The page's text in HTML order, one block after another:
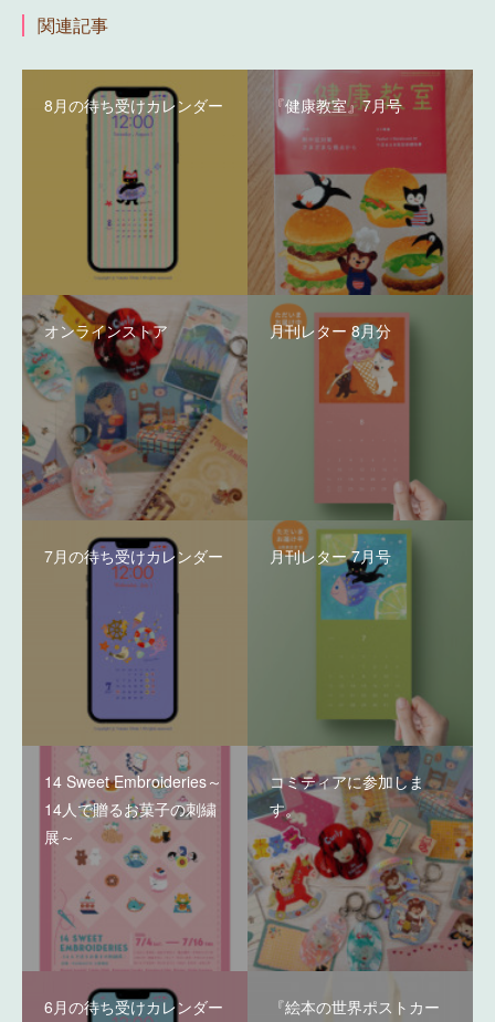
関連記事
8月の待ち受けカレンダー 『健康教室』7月号
オンラインストア 月刊レター 8月分
7月の待ち受けカレンダー 月刊レター 7月号
14 Sweet Embroideries～
14人で贈るお菓子の刺繍
展～
コミティアに参加しま
す。
6月の待ち受けカレンダー
『絵本の世界ポストカー